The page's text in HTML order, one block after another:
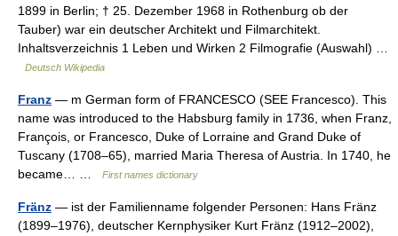
1899 in Berlin; † 25. Dezember 1968 in Rothenburg ob der
Tauber) war ein deutscher Architekt und Filmarchitekt.
Inhaltsverzeichnis 1 Leben und Wirken 2 Filmografie (Auswahl) …
Deutsch Wikipedia
Franz — m German form of FRANCESCO (SEE Francesco). This
name was introduced to the Habsburg family in 1736, when Franz,
François, or Francesco, Duke of Lorraine and Grand Duke of
Tuscany (1708–65), married Maria Theresa of Austria. In 1740, he
became… …
First names dictionary
Fränz — ist der Familienname folgender Personen: Hans Fränz
(1899–1976), deutscher Kernphysiker Kurt Fränz (1912–2002),